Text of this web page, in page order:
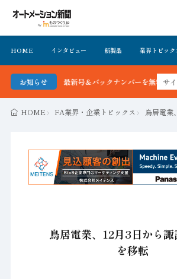
HOME インタビュー 新製品 業界トピック
お知らせ
ン新聞 最新号＆バックナンバーを無料で公開中 詳
HOME FA業界・企業トピックス 鳥居電業
鳥居電業、12月3日から
を移転